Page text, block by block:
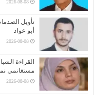
2026-08-08
تأويل
أبو عواد
2026-08-08
القراءة
مستغانمي
2026-08-08